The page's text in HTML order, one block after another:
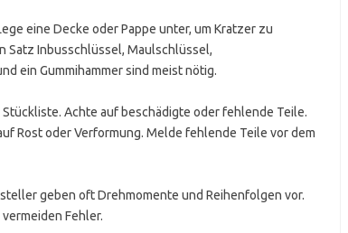
eine Decke oder Pappe unter, um Kratzer zu
Satz Inbusschlüssel, Maulschlüssel,
ein Gummihammer sind meist nötig.
Achte auf beschädigte oder fehlende Teile.
Rost oder Verformung. Melde fehlende Teile vor dem
geben oft Drehmomente und Reihenfolgen vor.
Fehler.